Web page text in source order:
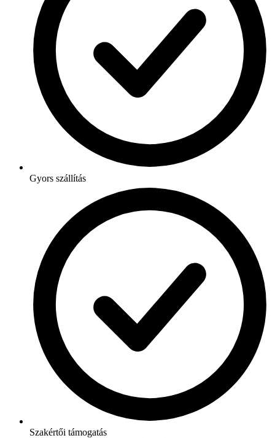
Gyors szállítás
Szakértői támogatás